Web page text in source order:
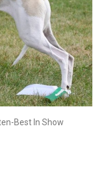
Best In Show